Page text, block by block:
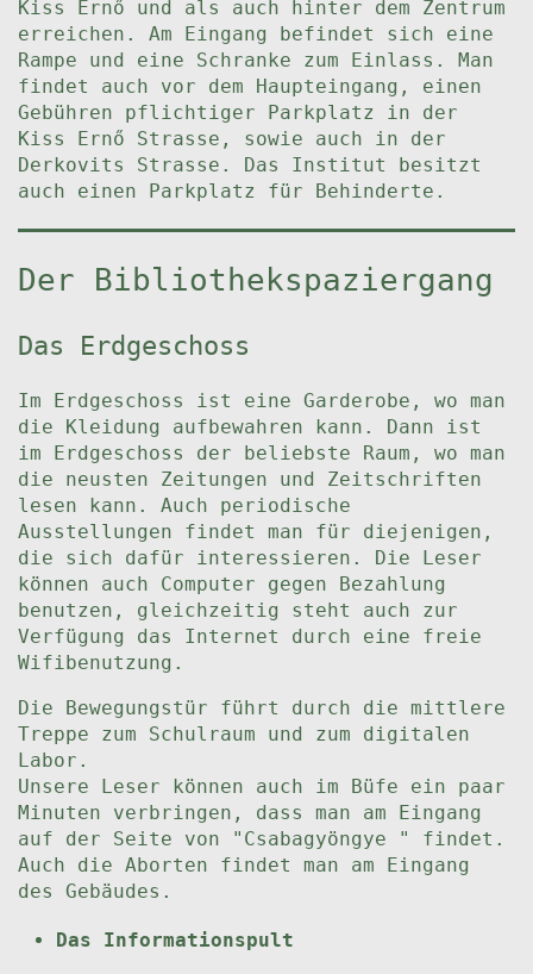
Kiss Ernő und als auch hinter dem Zentrum
erreichen. Am Eingang befindet sich eine
Rampe und eine Schranke zum Einlass. Man
findet auch vor dem Haupteingang, einen
Gebühren pflichtiger Parkplatz in der
Kiss Ernő Strasse, sowie auch in der
Derkovits Strasse. Das Institut besitzt
auch einen Parkplatz für Behinderte.
Der Bibliothekspaziergang
Das Erdgeschoss
Im Erdgeschoss ist eine Garderobe, wo man
die Kleidung aufbewahren kann. Dann ist
im Erdgeschoss der beliebste Raum, wo man
die neusten Zeitungen und Zeitschriften
lesen kann. Auch periodische
Ausstellungen findet man für diejenigen,
die sich dafür interessieren. Die Leser
können auch Computer gegen Bezahlung
benutzen, gleichzeitig steht auch zur
Verfügung das Internet durch eine freie
Wifibenutzung.
Die Bewegungstür führt durch die mittlere
Treppe zum Schulraum und zum digitalen
Labor.
Unsere Leser können auch im Büfe ein paar
Minuten verbringen, dass man am Eingang
auf der Seite von "Csabagyöngye " findet.
Auch die Aborten findet man am Eingang
des Gebäudes.
Das Informationspult